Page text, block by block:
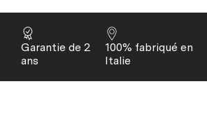
Garantie de 2
ans
100% fabriqué en
Italie